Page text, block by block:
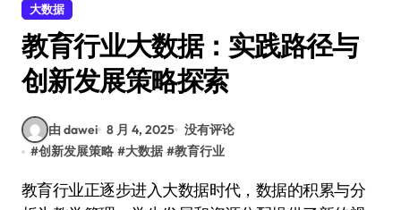
大数据
教育行业大数据：实践路径与
创新发展策略探索
由 dawei 8 月 4, 2025 没有评论
#创新发展策略 #大数据 #教育行业
教育行业正逐步进入大数据时代，数据的积累与分